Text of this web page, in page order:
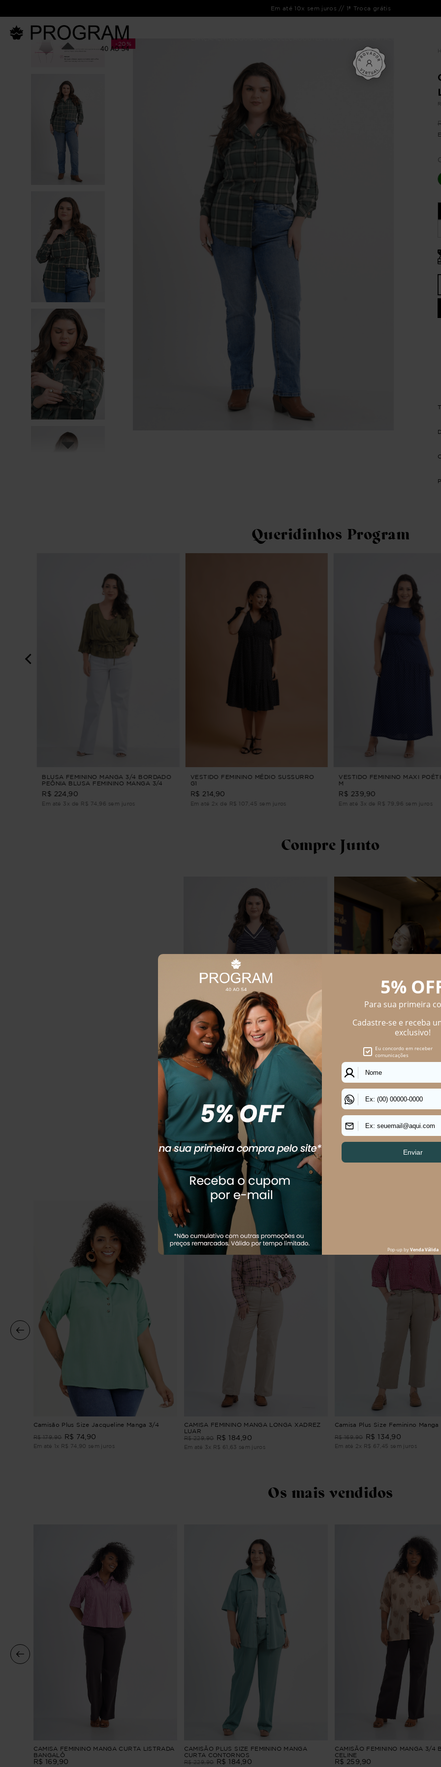
Em até 10x sem juros // 1ª Troca grátis
- 20%
Queridinhos Program
BLUSA FEMININO MANGA 3/4 BORDADO
PEÔNIA BLUSA FEMININO MANGA 3/4
BORDADO Verde G2
R$ 224,90
Em até 3x de R$ 74,96 sem juros
VESTIDO FEMININO MÉDIO SUSSURRO
G1
R$ 214,90
Em até 2x de R$ 107,45 sem juros
VESTIDO FEMININO MAXI
M
R$ 239,90
Em até 3x de R$ 79,96 sem juros
Compre Junto
CALÇA PLUS SIZE FEMININO SKINNY JEANS
MOCHA
R$ 294,90 R$ 239 90
Em até4x R$ 59,98 sem juros
SAIA PLUS SIZE FEMININO MIDI
ABRIGO
179,90 R$ 124,90
Em até R$ sem juros
Quem comprou, comprou
Camisão Plus Size Jacqueline Manga 3/4
R$ 179,90 R$ 74 90
Em até 1 x R$ 74 90 sem juros
CAMISA FEMININO MANGA LONGA XADREZ
LUAR
R$ 229,90 R$ 184 90
Em até 3x R$ 61 63 sem juros
Camisa Plus Size Feminino
R$ 169,90 R$ 134 90
Em até 2x R$ 67 45 sem juros
Os mais vendidos
CAMISA FEMININO MANGA CURTA LISTRADA
BANGALÔ
R$ 169 90
CAMISÃO PLUS SIZE FEMININO MANGA
CURTA CONTORNOS
R$ 229,90 R$ 184 90
CAMISÃO FEMININO MANGA 3/4
CELINE
R$ 259 90